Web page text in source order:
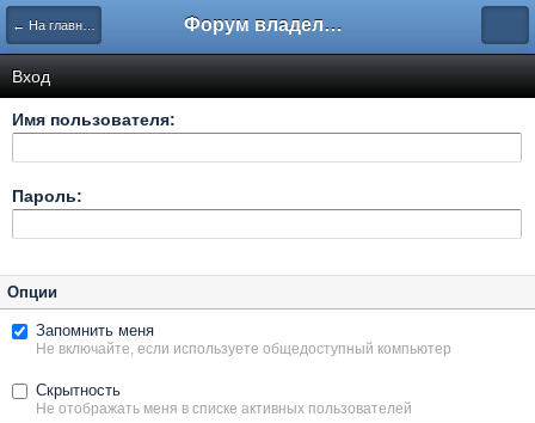
← На главную Форум владельцев интернет-магазинов
Вход
Имя пользователя:
Пароль:
Опции
Запомнить меня
Не включайте, если используете общедоступный компьютер
Скрытность
Не отображать меня в списке активных пользователей